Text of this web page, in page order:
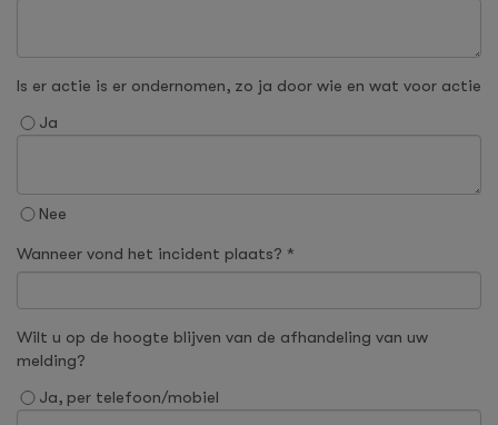
Is er actie is er ondernomen, zo ja door wie en wat voor actie
Ja
Nee
Wanneer vond het incident plaats? *
Wilt u op de hoogte blijven van de afhandeling van uw
melding?
Ja, per telefoon/mobiel